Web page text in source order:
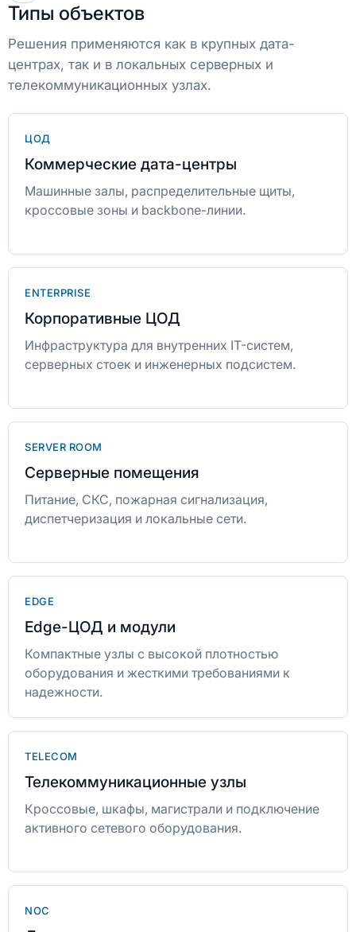
Типы объектов
Решения применяются как в крупных дата-
центрах, так и в локальных серверных и
телекоммуникационных узлах.
ЦОД
Коммерческие дата-центры
Машинные залы, распределительные щиты,
кроссовые зоны и backbone-линии.
ENTERPRISE
Корпоративные ЦОД
Инфраструктура для внутренних IT-систем,
серверных стоек и инженерных подсистем.
SERVER ROOM
Серверные помещения
Питание, СКС, пожарная сигнализация,
диспетчеризация и локальные сети.
EDGE
Edge-ЦОД и модули
Компактные узлы с высокой плотностью
оборудования и жесткими требованиями к
надежности.
TELECOM
Телекоммуникационные узлы
Кроссовые, шкафы, магистрали и подключение
активного сетевого оборудования.
NOC